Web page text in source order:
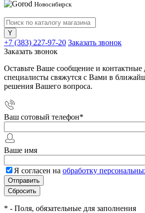
Новосибирск
+7 (383) 227-97-20 Заказать звонок
Заказать звонок
Оставьте Ваше сообщение и
специалисты свяжутся с Вами в
решения Вашего вопроса.
Ваш сотовый телефон*
Ваше имя
Я согласен на обработку
* - Поля, обязательные для заполнения